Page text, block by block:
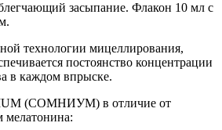
засыпание. Флакон 10 мл с
технологии мицеллирования,
постоянство концентрации
в каждом впрыске.
(СОМНИУМ) в отличие от
мелатонина: